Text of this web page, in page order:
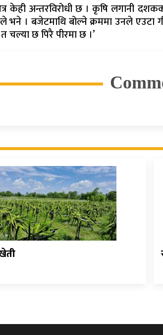
केही अन्तरविरोधी छ । कृषि लगानी
भने । बजेटमाथि बोल्ने क्रममा उनले
चल्या छ पिरै पीरमा छ ।’